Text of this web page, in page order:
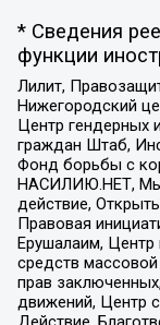
* Сведения
функции
Лилит,
Нижегородский
Центр гендерных
граждан Штаб,
Фонд борьбы с
НАСИЛИЮ.НЕТ, Мы
действие,
Правовая
Ерушалаим,
средств
прав
движений, Центр